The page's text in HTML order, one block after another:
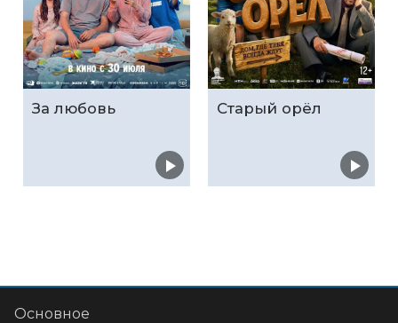
За любовь Старый орёл
Основное